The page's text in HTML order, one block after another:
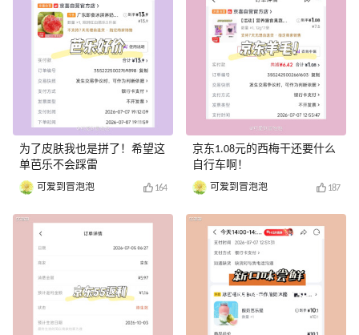
为了皮肤我也是拼了！希望这
单芭乐不会踩雷
可爱到冒泡泡 164
京东1.08元的西梅干还要什么
自行车啊！
可爱到冒泡泡 187